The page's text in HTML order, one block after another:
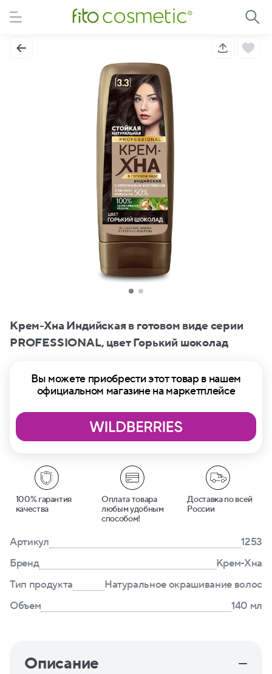
Крем-Хна Индийская в готовом виде серии
PROFESSIONAL, цвет Горький шоколад
Вы можете приобрести этот товар в нашем
официальном магазине на маркетплейсе
100% гарантия
качества
Оплата товара
любым удобным
способом!
Доставка по всей
России
Артикул
1253
Бренд
Крем-Хна
Тип продукта
Натуральное окрашивание волос
Объем
140 мл
Описание